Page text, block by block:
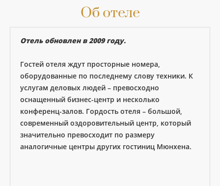
Об отеле
Отель обновлен в 2009 году.
Гостей отеля ждут просторные номера,
оборудованные по последнему слову техники. К
услугам деловых людей – превосходно
оснащенный бизнес-центр и несколько
конференц-залов. Гордость отеля – большой,
современный оздоровительный центр, который
значительно превосходит по размеру
аналогичные центры других гостиниц Мюнхена.